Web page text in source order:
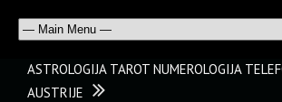
ASTROLOGIJA TAROT NUMEROLOGIJA
AUSTRIJE